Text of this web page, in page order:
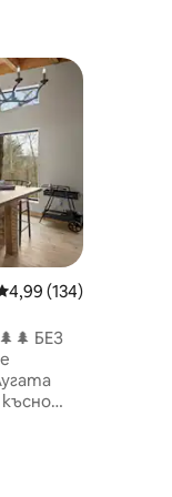
оценка: 4,99
4,99 (134)